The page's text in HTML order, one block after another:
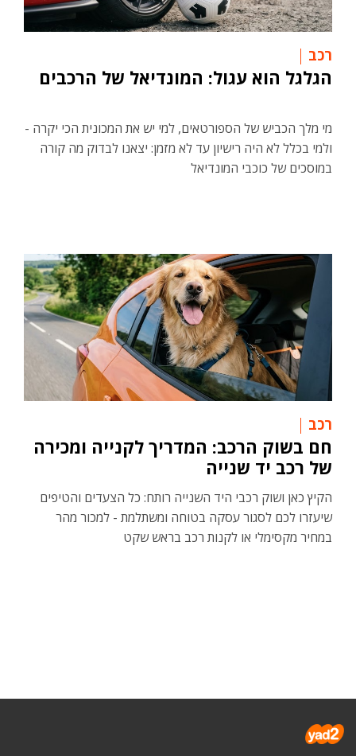
רכב
הגלגל הוא עגול: המונדיאל של הרכבים
מי מלך הכביש של הספורטאים, למי יש את המכונית הכי יקרה -
ולמי בכלל לא היה רישיון עד לא מזמן: יצאנו לבדוק מה קורה
במוסכים של כוכבי המונדיאל
רכב
חם בשוק הרכב: המדריך לקנייה ומכירה
של רכב יד שנייה
הקיץ כאן ושוק רכבי היד השנייה רותח: כל הצעדים והטיפים
שיעזרו לכם לסגור עסקה בטוחה ומשתלמת - למכור מהר
במחיר מקסימלי או לקנות רכב בראש שקט